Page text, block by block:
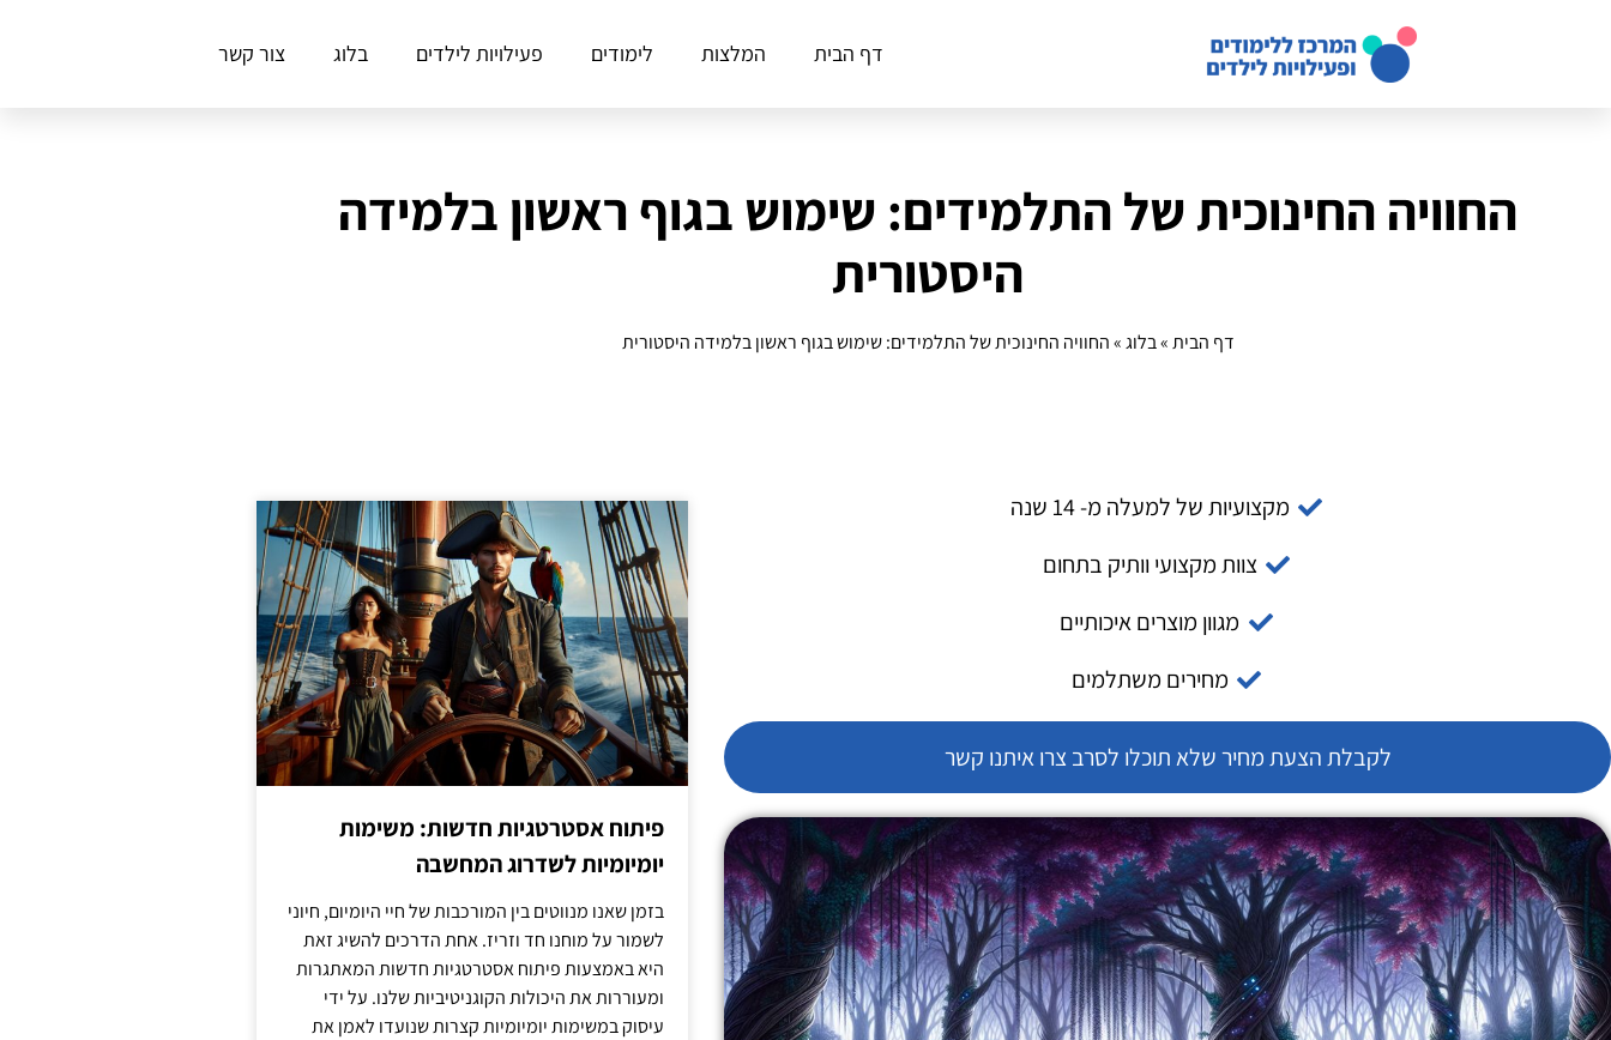
דף הבית המלצות לימודים פעילויות לילדים בלוג צור קשר
החוויה החינוכית של התלמידים: שימוש בגוף ראשון בלמידה
היסטורית
דף הבית»בלוג»החוויה החינוכית של התלמידים: שימוש בגוף ראשון בלמידה היסטורית
מקצועיות של למעלה מ- 14 שנה
צוות מקצועי וותיק בתחום
מגוון מוצרים איכותיים
מחירים משתלמים
לקבלת הצעת מחיר שלא תוכלו לסרב צרו איתנו קשר
פיתוח אסטרטגיות חדשות: משימות
יומיומיות לשדרוג המחשבה
בזמן שאנו מנווטים בין המורכבות של חיי היומיום, חיוני
לשמור על מוחנו חד וזריז. אחת הדרכים להשיג זאת
היא באמצעות פיתוח אסטרטגיות חדשות המאתגרות
ומעוררות את היכולות הקוגניטיביות שלנו. על ידי
עיסוק במשימות יומיומיות קצרות שנועדו לאמן את